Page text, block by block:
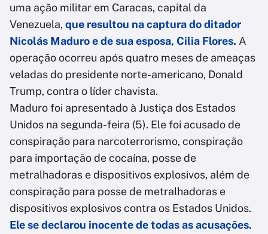
uma ação militar em Caracas, capital da
Venezuela, que resultou na captura do ditador
Nicolás Maduro e de sua esposa, Cilia Flores. A
operação ocorreu após quatro meses de ameaças
veladas do presidente norte-americano, Donald
Trump, contra o líder chavista.
Maduro foi apresentado à Justiça dos Estados
Unidos na segunda-feira (5). Ele foi acusado de
conspiração para narcoterrorismo, conspiração
para importação de cocaína, posse de
metralhadoras e dispositivos explosivos, além de
conspiração para posse de metralhadoras e
dispositivos explosivos contra os Estados Unidos.
Ele se declarou inocente de todas as acusações.